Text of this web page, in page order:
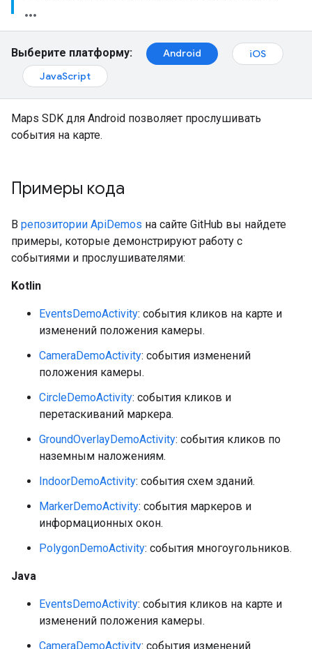
Выберите платформу: Android
iOS
JavaScript
Maps SDK для Android позволяет прослушивать
события на карте.
Примеры кода
В репозитории ApiDemos на сайте GitHub вы найдете
примеры, которые демонстрируют работу с
событиями и прослушивателями:
Kotlin
EventsDemoActivity: события кликов на карте и
изменений положения камеры.
CameraDemoActivity: события изменений
положения камеры.
CircleDemoActivity: события кликов и
перетаскиваний маркера.
GroundOverlayDemoActivity: события кликов по
наземным наложениям.
IndoorDemoActivity: события схем зданий.
MarkerDemoActivity: события маркеров и
информационных окон.
PolygonDemoActivity: события многоугольников.
Java
EventsDemoActivity: события кликов на карте и
изменений положения камеры.
CameraDemoActivity: события изменений